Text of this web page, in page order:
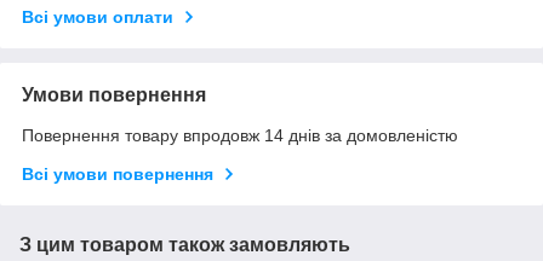
Всі умови оплати
Умови повернення
Повернення товару впродовж 14 днів за домовленістю
Всі умови повернення
З цим товаром також замовляють